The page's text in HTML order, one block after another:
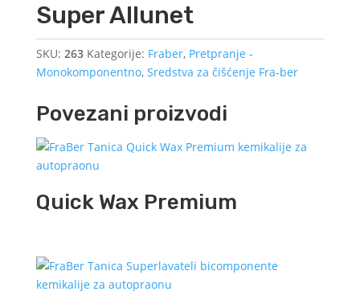
Super Allunet
SKU: 263 Kategorije: Fraber, Pretpranje -
Monokomponentno, Sredstva za čišćenje Fra-ber
Povezani proizvodi
Quick Wax Premium